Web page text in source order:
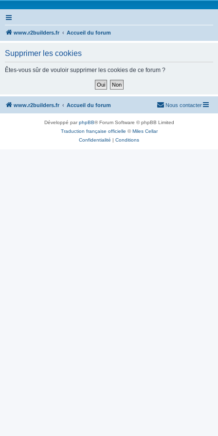
www.r2builders.fr Accueil du forum
Supprimer les cookies
Êtes-vous sûr de vouloir supprimer les cookies de ce forum ?
www.r2builders.fr Accueil du forum Nous contacter
Développé parphpBB® Forum Software © phpBB Limited
Traduction française officielle ©Miles Cellar
Confidentialité | Conditions